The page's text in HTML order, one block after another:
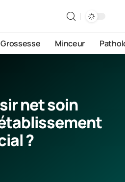
Grossesse Minceur
net soin
?